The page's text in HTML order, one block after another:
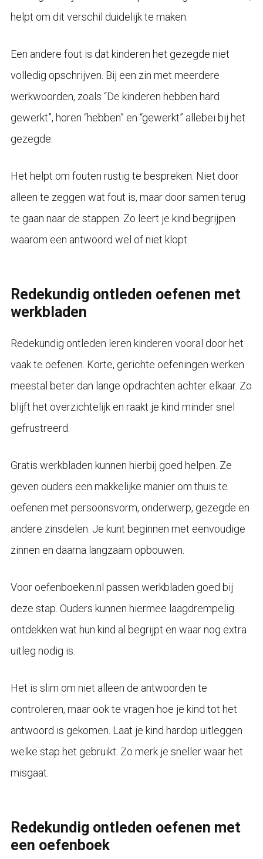
helpt om dit verschil duidelijk te maken.
Een andere fout is dat kinderen het gezegde niet
volledig opschrijven. Bij een zin met meerdere
werkwoorden, zoals “De kinderen hebben hard
gewerkt”, horen “hebben” en “gewerkt” allebei bij het
gezegde.
Het helpt om fouten rustig te bespreken. Niet door
alleen te zeggen wat fout is, maar door samen terug
te gaan naar de stappen. Zo leert je kind begrijpen
waarom een antwoord wel of niet klopt.
Redekundig ontleden oefenen met
werkbladen
Redekundig ontleden leren kinderen vooral door het
vaak te oefenen. Korte, gerichte oefeningen werken
meestal beter dan lange opdrachten achter elkaar. Zo
blijft het overzichtelijk en raakt je kind minder snel
gefrustreerd.
Gratis werkbladen kunnen hierbij goed helpen. Ze
geven ouders een makkelijke manier om thuis te
oefenen met persoonsvorm, onderwerp, gezegde en
andere zinsdelen. Je kunt beginnen met eenvoudige
zinnen en daarna langzaam opbouwen.
Voor oefenboeken.nl passen werkbladen goed bij
deze stap. Ouders kunnen hiermee laagdrempelig
ontdekken wat hun kind al begrijpt en waar nog extra
uitleg nodig is.
Het is slim om niet alleen de antwoorden te
controleren, maar ook te vragen hoe je kind tot het
antwoord is gekomen. Laat je kind hardop uitleggen
welke stap het gebruikt. Zo merk je sneller waar het
misgaat.
Redekundig ontleden oefenen met
een oefenboek